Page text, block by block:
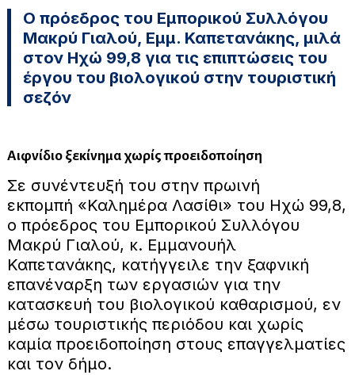
Ο πρόεδρος του Εμπορικού Συλλόγου
Μακρύ Γιαλού, Εμμ. Καπετανάκης, μιλά
στον Ηχώ 99,8 για τις επιπτώσεις του
έργου του βιολογικού στην τουριστική
σεζόν
Αιφνίδιο ξεκίνημα χωρίς προειδοποίηση
Σε συνέντευξή του στην πρωινή
εκπομπή «Καλημέρα Λασίθι» του Ηχώ 99,8,
ο πρόεδρος του Εμπορικού Συλλόγου
Μακρύ Γιαλού, κ. Εμμανουήλ
Καπετανάκης, κατήγγειλε την ξαφνική
επανέναρξη των εργασιών για την
κατασκευή του βιολογικού καθαρισμού, εν
μέσω τουριστικής περιόδου και χωρίς
καμία προειδοποίηση στους επαγγελματίες
και τον δήμο.